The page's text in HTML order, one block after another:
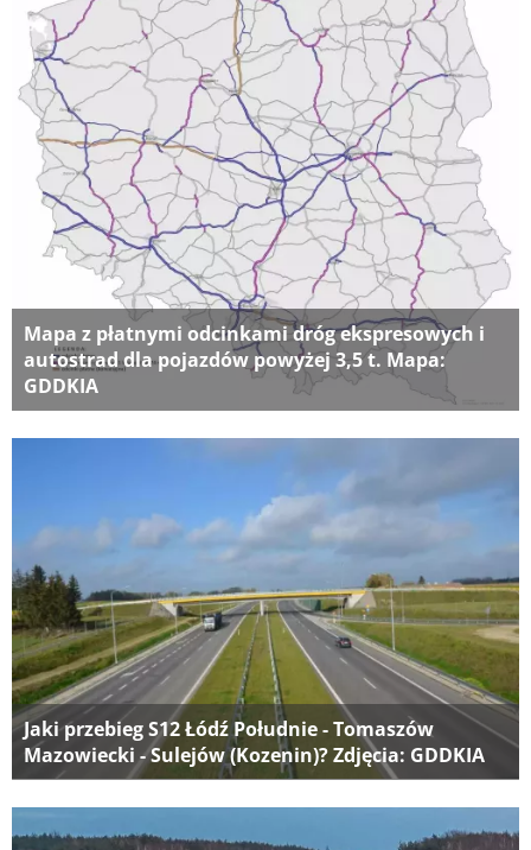
Mapa z płatnymi odcinkami dróg ekspresowych i
autostrad dla pojazdów powyżej 3,5 t. Mapa:
GDDKIA
Jaki przebieg S12 Łódź Południe - Tomaszów
Mazowiecki - Sulejów (Kozenin)? Zdjęcia: GDDKIA